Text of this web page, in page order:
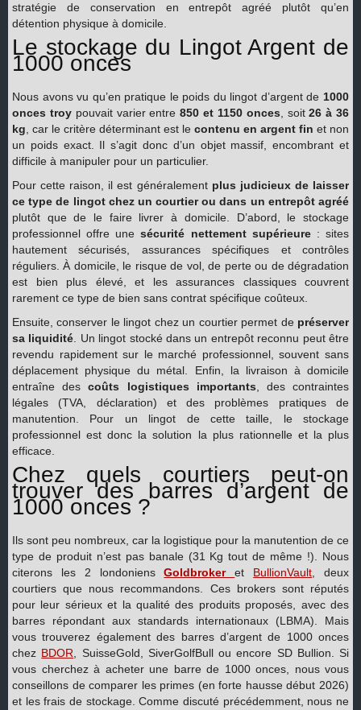
stratégie de conservation en entrepôt agréé plutôt qu’en
détention physique à domicile.
Le stockage du Lingot Argent de
1000 onces
Nous avons vu qu’en pratique le poids du lingot d’argent de 1000
onces troypouvait varier entre850 et 1150 onces , soit26 à 36
kg , car le critère déterminant est le contenu en argent fin et non
un poids exact. Il s’agit donc d’un objet massif, encombrant et
difficile à manipuler pour un particulier.
Pour cette raison, il est généralement plus judicieux de laisser
ce type de lingot chez un courtier ou dans un entrepôt agréé
plutôt que de le faire livrer à domicile. D’abord, le stockage
professionnel offre unesécurité nettement supérieure: sites
hautement sécurisés, assurances spécifiques et contrôles
réguliers. À domicile, le risque de vol, de perte ou de dégradation
est bien plus élevé, et les assurances classiques couvrent
rarement ce type de bien sans contrat spécifique coûteux.
Ensuite, conserver le lingot chez un courtier permet de préserver
sa liquidité . Un lingot stocké dans un entrepôt reconnu peut être
revendu rapidement sur le marché professionnel, souvent sans
déplacement physique du métal. Enfin, la livraison à domicile
entraîne descoûts logistiques importants , des contraintes
légales (TVA, déclaration) et des problèmes pratiques de
manutention. Pour un lingot de cette taille, le stockage
professionnel est donc la solution la plus rationnelle et la plus
efficace.
Chez quels courtiers peut-on
trouver des barres d’argent de
1000 onces ?
Ils sont peu nombreux, car la logistique pour la manutention de ce
type de produit n’est pas banale (31 Kg tout de même !). Nous
citerons les 2 londoniensGoldbrokeret BullionVault , deux
courtiers que nous recommandons. Ces brokers sont réputés
pour leur sérieux et la qualité des produits proposés, avec des
barres répondant aux standards internationaux (LBMA). Mais
vous trouverez également des barres d’argent de 1000 onces
chez BDOR , SuisseGold, SiverGolfBull ou encore SD Bullion. Si
vous cherchez à acheter une barre de 1000 onces, nous vous
conseillons de comparer les primes (en forte hausse début 2026)
et les frais de stockage. Comme discuté précédemment, nous ne